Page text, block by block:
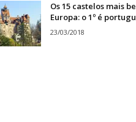
Os 15 castelos mais
Europa: o 1º é
23/03/2018